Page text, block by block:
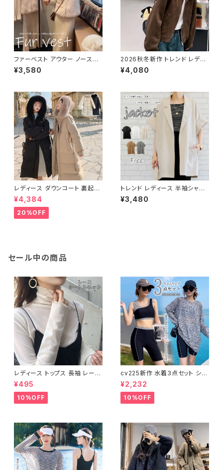
ファーベスト アウター ノースリ
ーブ ショート ベスト 防寒 厚手
ふわふわ ジレ 重ね着
¥3,580
2026秋冬新作 トレンド レディ
ース ジャケット ノーカラー スエ
ードライク ブルゾン 長袖 アウタ
¥4,080
レディース ダウンコート 裏起毛
フード フェイクファー オーバー
サイズ 大きめサイズ 黒
¥4,384
20%OFF
トレンド レディース 半袖シャツ
アウター ジャケット サマージャ
ケット 春 夏
¥3,480
セール中の商品
レディース トップス 長袖 レース
タートルネック ファッション 4色
美ライン
¥495
10%OFF
cv225新作 水着3点セット シア
ートップス ラッシュガード 長袖
日焼け防止 体型カバー
¥2,232
10%OFF